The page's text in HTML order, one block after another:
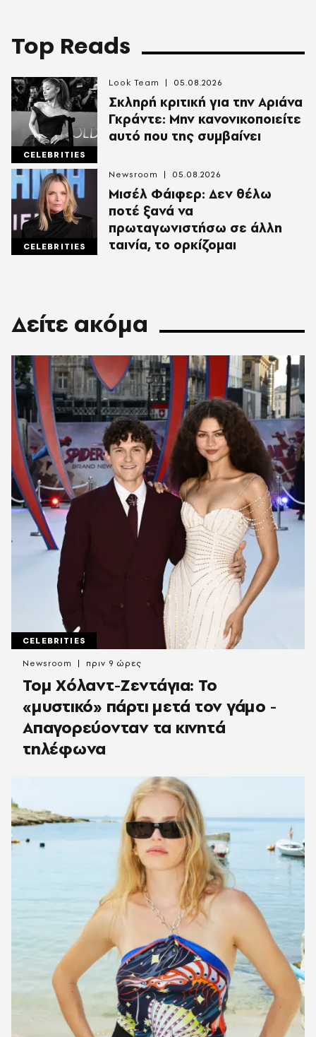
Top Reads
CELEBRITIES
Σκληρή κριτική για την Αριάνα
Γκράντε: Μην κανονικοποιείτε
αυτό που της συμβαίνει
Look Team 05.08.2026
CELEBRITIES
Μισέλ Φάιφερ: Δεν θέλω
ποτέ ξανά να
πρωταγωνιστήσω σε άλλη
ταινία, το ορκίζομαι
Newsroom 05.08.2026
Δείτε ακόμα
CELEBRITIES
Τομ Χόλαντ-Ζεντάγια: Το
«μυστικό» πάρτι μετά τον γάμο -
Απαγορεύονταν τα κινητά
τηλέφωνα
Newsroom πριν 9 ώρες